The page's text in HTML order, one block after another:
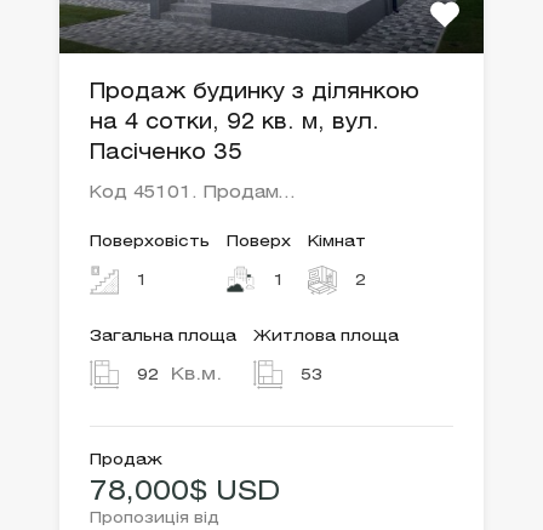
Продаж будинку з ділянкою
на 4 сотки, 92 кв. м, вул.
Пасіченко 35
Код 45101. Продам…
Поверховість
1
Поверх
1
Кімнат
2
Загальна площа
92 Кв.м.
Житлова площа
53
Продаж
78,000$ USD
Пропозиція від